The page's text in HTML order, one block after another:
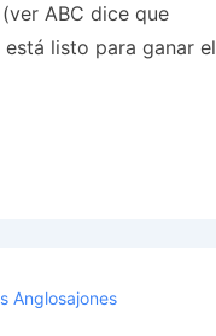
ABC dice que
está listo para ganar el
Anglosajones